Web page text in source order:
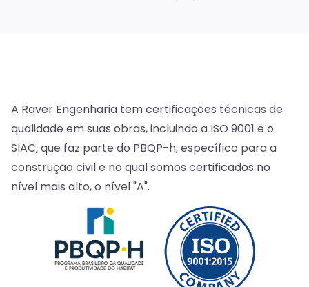
A Raver Engenharia tem certificações técnicas de
qualidade em suas obras, incluindo a ISO 9001 e o
SIAC, que faz parte do PBQP-h, específico para a
construção civil e no qual somos certificados no
nível mais alto, o nível "A".